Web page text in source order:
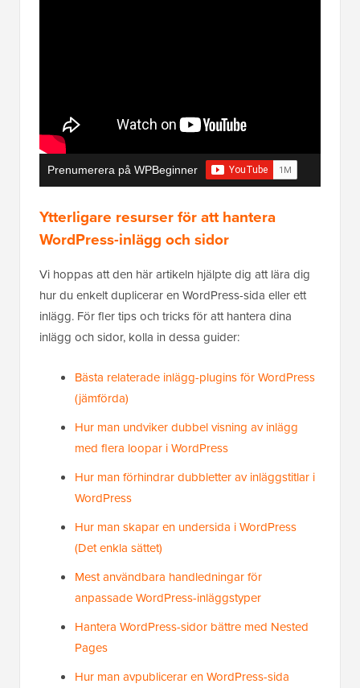
Prenumerera på WPBeginner
Ytterligare resurser för att hantera
WordPress-inlägg och sidor
Vi hoppas att den här artikeln hjälpte dig att lära dig
hur du enkelt duplicerar en WordPress-sida eller ett
inlägg. För fler tips och tricks för att hantera dina
inlägg och sidor, kolla in dessa guider:
Bästa relaterade inlägg-plugins för WordPress
(jämförda)
Hur man undviker dubbel visning av inlägg
med flera loopar i WordPress
Hur man förhindrar dubbletter av inläggstitlar i
WordPress
Hur man skapar en undersida i WordPress
(Det enkla sättet)
Mest användbara handledningar för
anpassade WordPress-inläggstyper
Hantera WordPress-sidor bättre med Nested
Pages
Hur man avpublicerar en WordPress-sida